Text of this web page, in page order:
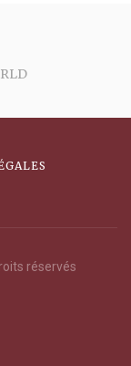
réservés